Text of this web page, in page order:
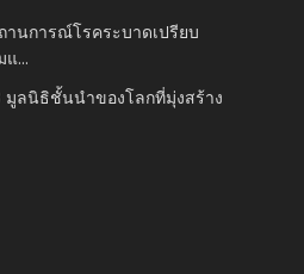
านการณ์โรคระบาดเปรียบ
...
มูลนิธิชั้นนำของโลกที่มุ่งสร้าง